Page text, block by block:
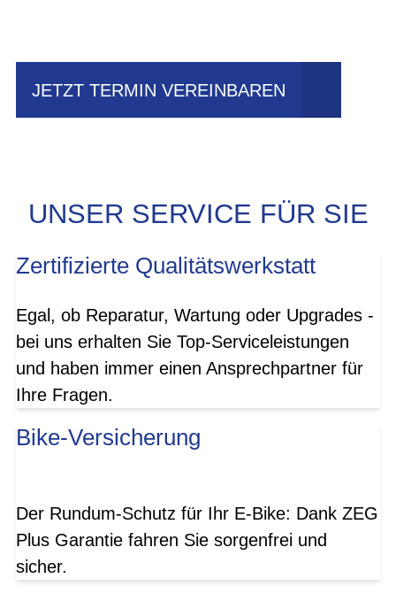
JETZT TERMIN VEREINBAREN
UNSER SERVICE FÜR SIE
Zertifizierte Qualitätswerkstatt
Egal, ob Reparatur, Wartung oder Upgrades -
bei uns erhalten Sie Top-Serviceleistungen
und haben immer einen Ansprechpartner für
Ihre Fragen.
Bike-Versicherung
Der Rundum-Schutz für Ihr E-Bike: Dank ZEG
Plus Garantie fahren Sie sorgenfrei und
sicher.